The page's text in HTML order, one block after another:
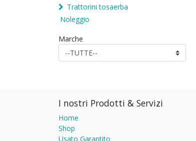
Trattorini tosaerba
Noleggio
Marche
I nostri Prodotti & Servizi
Home
Shop
Usato Garantito